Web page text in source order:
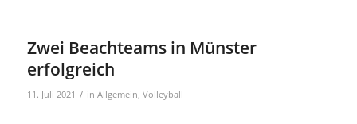
Zwei Beachteams in Münster
erfolgreich
11. Juli 2021 / in Allgemein, Volleyball